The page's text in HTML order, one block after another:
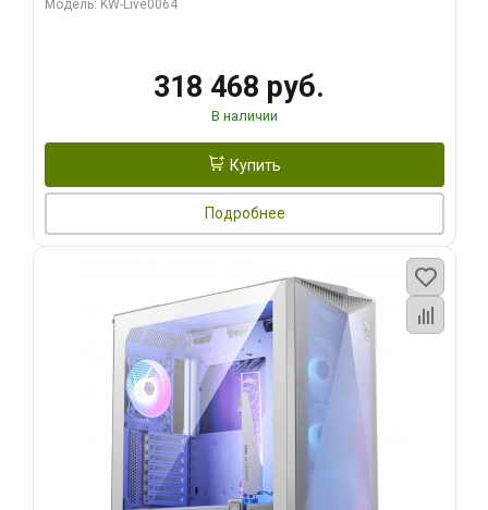
Модель: KW-Live0064
318 468 руб.
В наличии
Купить
Подробнее